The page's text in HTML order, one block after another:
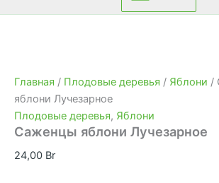
Главная / Плодовые деревья / Яблони /
яблони Лучезарное
Плодовые деревья, Яблони
Саженцы яблони Лучезарное
24,00 Br